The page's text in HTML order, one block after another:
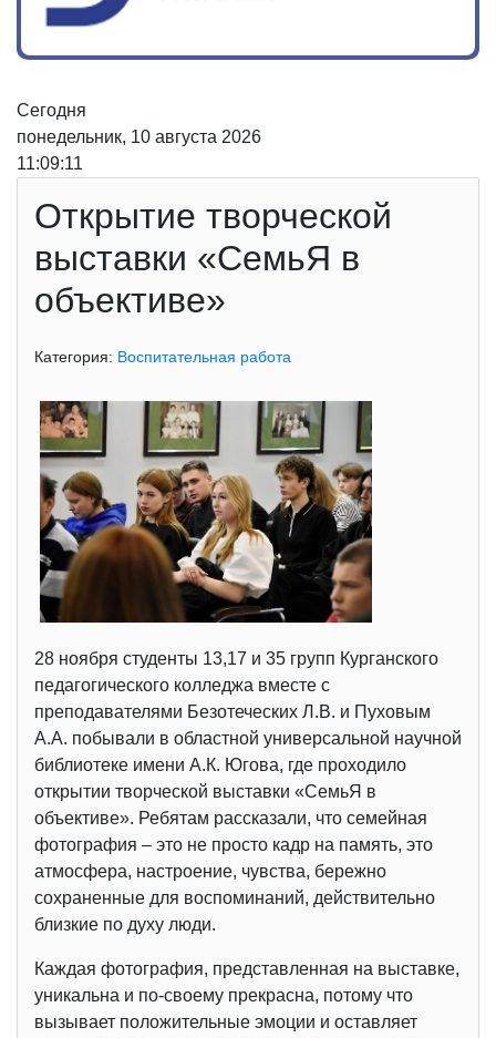
Сегодня
понедельник, 10 августа 2026
11:09:11
Открытие творческой
выставки «СемьЯ в
объективе»
Категория: Воспитательная работа
28 ноября студенты 13,17 и 35 групп Курганского
педагогического колледжа вместе с
преподавателями Безотеческих Л.В. и Пуховым
А.А. побывали в областной универсальной научной
библиотеке имени А.К. Югова, где проходило
открытии творческой выставки «СемьЯ в
объективе». Ребятам рассказали, что семейная
фотография – это не просто кадр на память, это
атмосфера, настроение, чувства, бережно
сохраненные для воспоминаний, действительно
близкие по духу люди.
Каждая фотография, представленная на выставке,
уникальна и по-своему прекрасна, потому что
вызывает положительные эмоции и оставляет